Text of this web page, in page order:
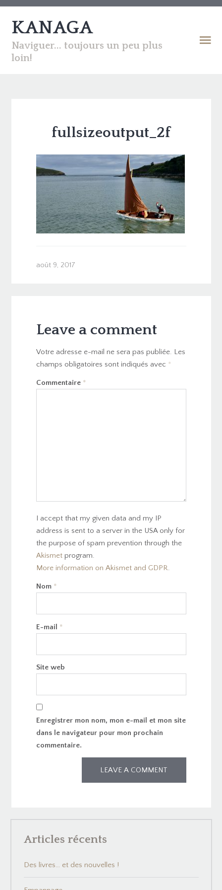
KANAGA
Naviguer... toujours un peu plus
loin!
fullsizeoutput_2f
août 9, 2017
Leave a comment
Votre adresse e-mail ne sera pas publiée. Les
champs obligatoires sont indiqués avec *
Commentaire *
I accept that my given data and my IP
address is sent to a server in the USA only for
the purpose of spam prevention through the
Akismetprogram.
More information on Akismet and GDPR.
Nom *
E-mail *
Site web
Enregistrer mon nom, mon e-mail et mon site
dans le navigateur pour mon prochain
commentaire.
Articles récents
Des livres… et des nouvelles !